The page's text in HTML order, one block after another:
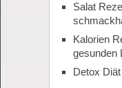
Salat
Kalorien
gesunden
Detox